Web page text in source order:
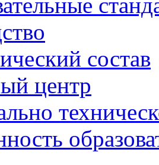
состав
центр